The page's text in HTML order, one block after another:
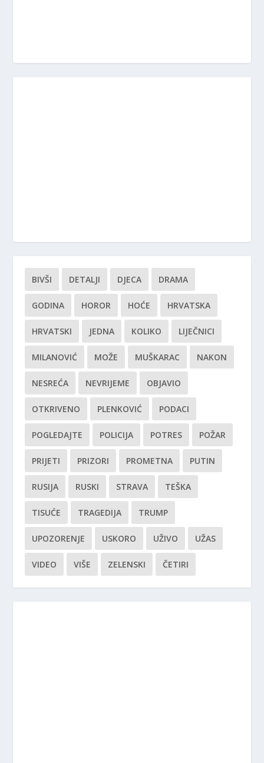
BIVŠI DETALJI DJECA DRAMA
GODINA HOROR HOĆE HRVATSKA
HRVATSKI JEDNA KOLIKO LIJEČNICI
MILANOVIĆ MOŽE MUŠKARAC NAKON
NESREĆA NEVRIJEME OBJAVIO
OTKRIVENO PLENKOVIĆ PODACI
POGLEDAJTE POLICIJA POTRES POŽAR
PRIJETI PRIZORI PROMETNA PUTIN
RUSIJA RUSKI STRAVA TEŠKA
TISUĆE TRAGEDIJA TRUMP
UPOZORENJE USKORO UŽIVO UŽAS
VIDEO VIŠE ZELENSKI ČETIRI